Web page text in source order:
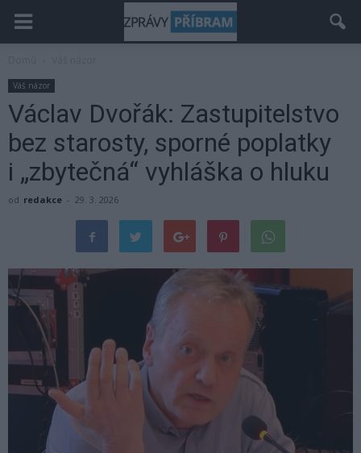
Váš názor
Václav Dvořák: Zastupitelstvo
bez starosty, sporné poplatky
i „zbytečná“ vyhláška o hluku
od redakce - 29. 3. 2026